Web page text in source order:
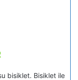
bisiklet. Bisiklet ile